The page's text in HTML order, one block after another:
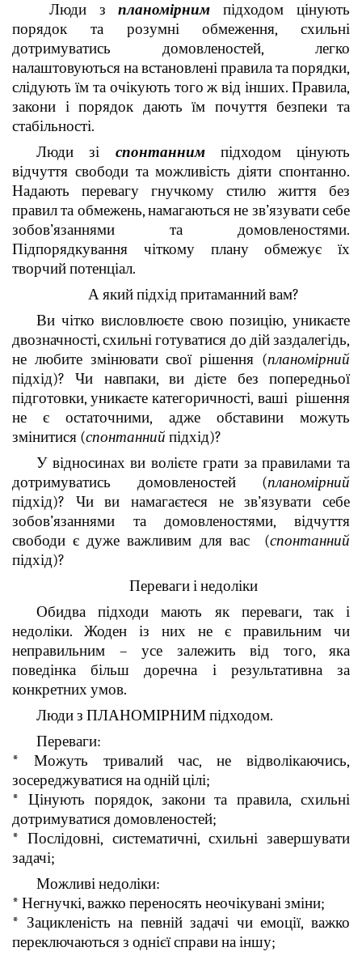
Люди зпланомірним підходом цінують
порядок та розумні обмеження, схильні
дотримуватись домовленостей, легко
налаштовуються на встановлені правила та порядки,
слідують їм та очікують того ж від інших. Правила,
закони і порядок дають їм почуття безпеки та
стабільності.
Люди зі спонтаннимпідходом цінують
відчуття свободи та можливість діяти спонтанно.
Надають перевагу гнучкому стилю життя без
правил та обмежень, намагаються не зв’язувати себе
зобов’язаннями та домовленостями.
Підпорядкування чіткому плану обмежує їх
творчий потенціал.
А який підхід притаманний вам?
Ви чітко висловлюєте свою позицію, уникаєте
двозначності, схильні готуватися до дій заздалегідь,
не любите змінювати свої рішення (планомірний
підхід)? Чи навпаки, ви дієте без попередньої
підготовки, уникаєте категоричності, ваші рішення
не є остаточними, адже обставини можуть
змінитися (спонтаннийпідхід)?
У відносинах ви волієте грати за правилами та
дотримуватись домовленостей (планомірний
підхід)? Чи ви намагаєтеся не зв’язувати себе
зобов’язаннями та домовленостями, відчуття
свободи є дуже важливим для вас (спонтанний
підхід)?
Переваги і недоліки
Обидва підходи мають як переваги, так і
недоліки. Жоден із них не є правильним чи
неправильним – усе залежить від того, яка
поведінка більш доречна і результативна за
конкретних умов.
Люди з ПЛАНОМІРНИМ підходом.
Переваги:
* Можуть тривалий час, не відволікаючись,
зосереджуватися на одній цілі;
* Цінують порядок, закони та правила, схильні
дотримуватися домовленостей;
* Послідовні, систематичні, схильні завершувати
задачі;
Можливі недоліки:
* Негнучкі, важко переносять неочікувані зміни;
* Зацикленість на певній задачі чи емоції, важко
переключаються з однієї справи на іншу;